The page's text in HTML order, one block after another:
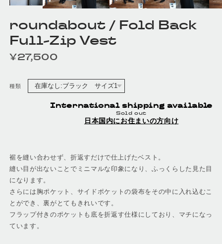
roundabout / Fold Back
Full-Zip Vest
定価
¥27,500
種類
International shipping available
Sold out
日本国内にお住まいの方向け
裾を縫い合わせず、折返すだけで仕上げたベスト。
縫い目が出ないことでミニマルな印象になり、ふっくらした見た目
になります。
さらには胸ポケット、サイドポケットの袋布をその中に入れ込むこ
とができ、裏がとてもきれいです。
フラップ付きのポケットも底を折返す仕様にしており、マチになっ
ています。